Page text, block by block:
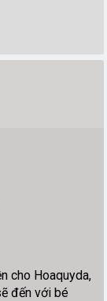
cho Hoaquyda,
đến với bé